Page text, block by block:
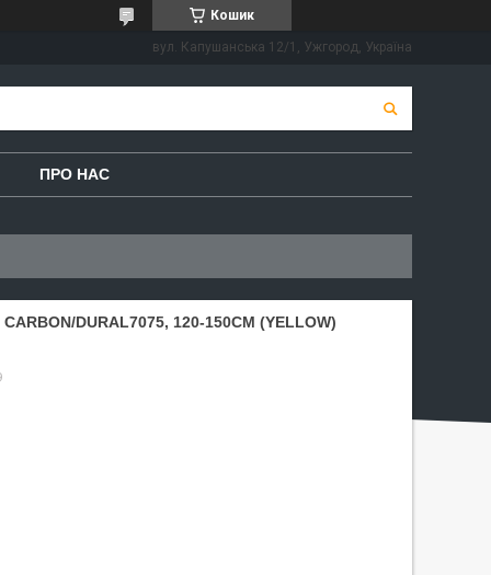
Кошик
вул. Капушанська 12/1, Ужгород, Україна
ПРО НАС
DURAL7075, 120-150CM (YELLOW)